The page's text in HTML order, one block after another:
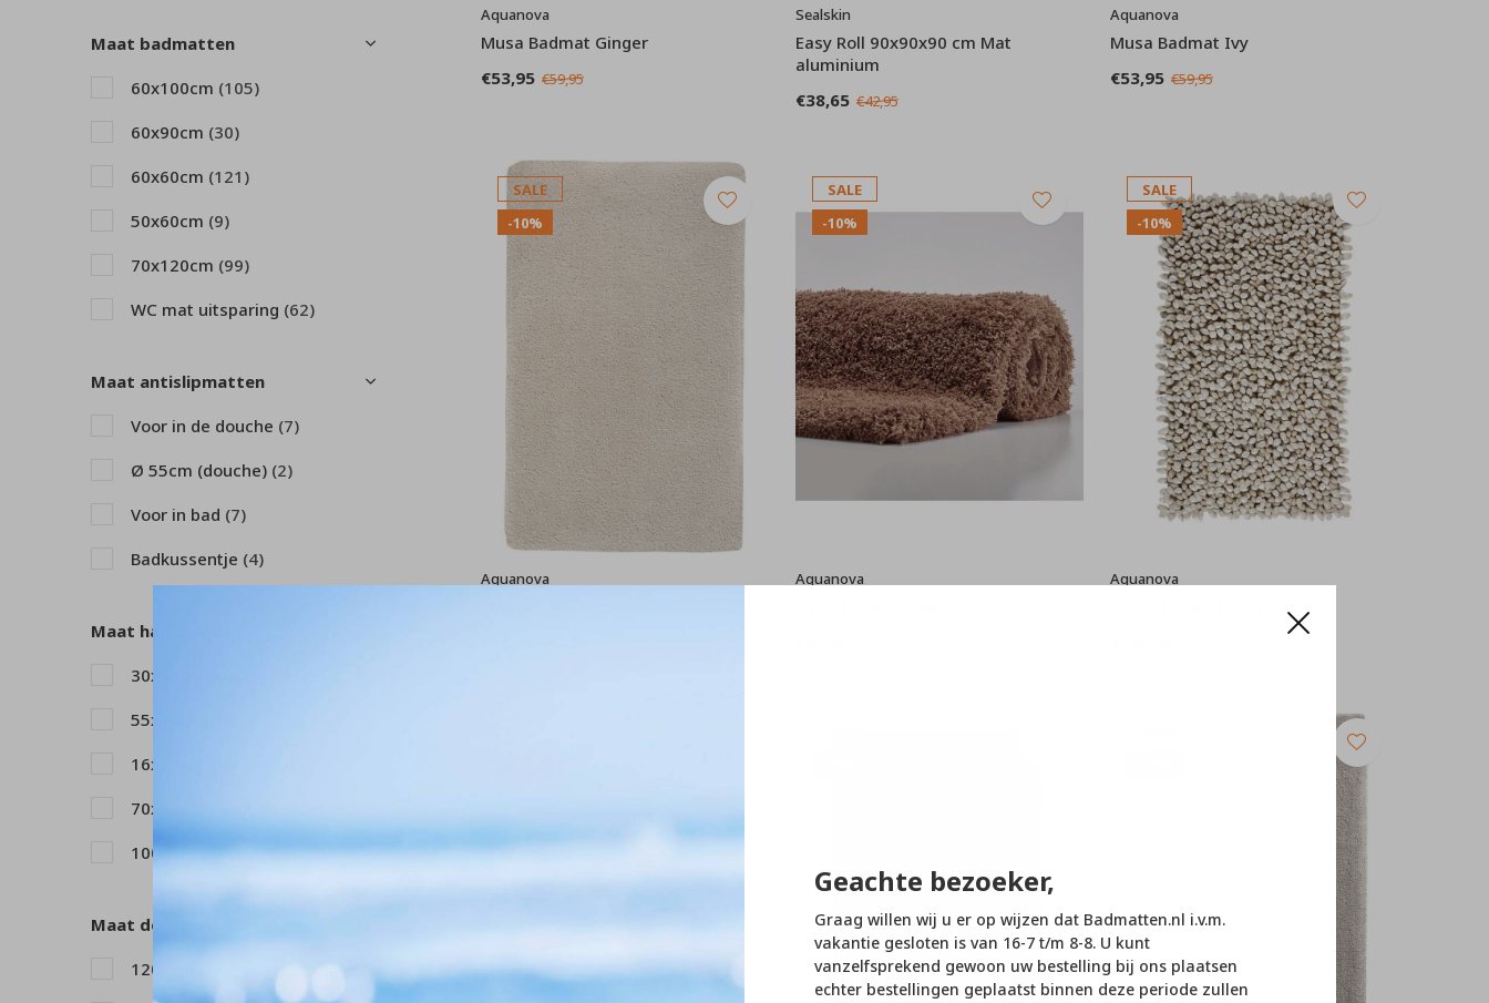
Geachte bezoeker,
Graag willen wij u er op wijzen dat Badmatten.nl i.v.m.
vakantie gesloten is van 16-7 t/m 8-8. U kunt
vanzelfsprekend gewoon uw bestelling bij ons plaatsen
echter bestellingen geplaatst binnen deze periode zullen
Aquanova
Musa Badmat Ginger
€53,95 €59,95
Sealskin
Easy Roll 90x90x90 cm Mat
aluminium
€38,65 €42,95
Aquanova
Musa Badmat Ivy
€53,95 €59,95
SALE
-10%
Aquanova
SALE
-10%
Aquanova
SALE
-10%
Aquanova
zwart
Maat badmatten
60x100cm (105)
60x90cm (30)
60x60cm (121)
50x60cm (9)
70x120cm (99)
WC mat uitsparing (62)
Ø 80cm (rond)
(2)
Maat antislipmatten
Voor in de douche (7)
Ø 55cm (douche) (2)
Voor in bad (7)
Badkussentje (4)
Maat handdoeken
30x50cm gastendoekje
55x100cm handdoek
16x22cm washandje
70x130cm badhanddoek
100x150cm badlaken(35)
Maat douchegordijnen
120x200cm (bxh)